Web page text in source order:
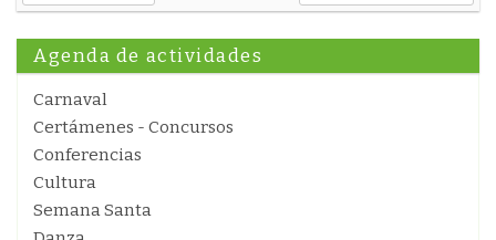
Agenda de actividades
Carnaval
Certámenes - Concursos
Conferencias
Cultura
Semana Santa